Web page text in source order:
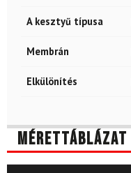
A kesztyű típusa
Membrán
Elkülönítés
Mérettáblázat